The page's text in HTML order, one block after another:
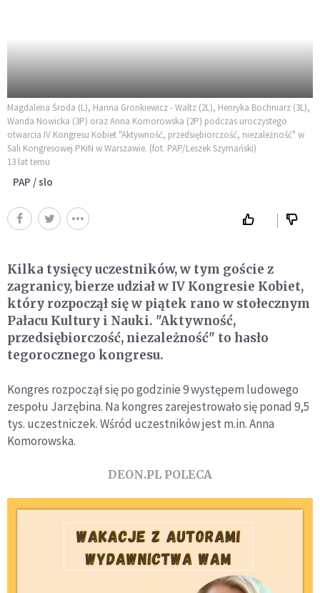
Magdalena Środa (L), Hanna Gronkiewicz - Waltz (2L), Henryka Bochniarz (3L),
Wanda Nowicka (3P) oraz Anna Komorowska (2P) podczas uroczystego
otwarcia IV Kongresu Kobiet "Aktywność, przedsiębiorczość, niezależność" w
Sali Kongresowej PKiN w Warszawie. (fot. PAP/Leszek Szymański)
13 lat temu
PAP / slo
Kilka tysięcy uczestników, w tym goście z
zagranicy, bierze udział w IV Kongresie Kobiet,
który rozpoczął się w piątek rano w stołecznym
Pałacu Kultury i Nauki. "Aktywność,
przedsiębiorczość, niezależność" to hasło
tegorocznego kongresu.
Kongres rozpoczął się po godzinie 9 występem ludowego
zespołu Jarzębina. Na kongres zarejestrowało się ponad 9,5
tys. uczestniczek. Wśród uczestników jest m.in. Anna
Komorowska.
DEON.PL POLECA